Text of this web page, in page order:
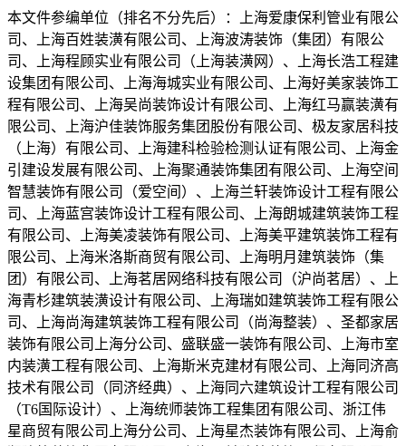
本文件参编单位（排名不分先后）：上海爱康保利管业有限公
司、上海百姓装潢有限公司、上海波涛装饰（集团）有限公
司、上海程顾实业有限公司（上海装潢网）、上海长浩工程建
设集团有限公司、上海海城实业有限公司、上海好美家装饰工
程有限公司、上海吴尚装饰设计有限公司、上海红马赢装潢有
限公司、上海沪佳装饰服务集团股份有限公司、极友家居科技
（上海）有限公司、上海建科检验检测认证有限公司、上海金
引建设发展有限公司、上海聚通装饰集团有限公司、上海空间
智慧装饰有限公司（爱空间）、上海兰轩装饰设计工程有限公
司、上海蓝宫装饰设计工程有限公司、上海朗城建筑装饰工程
有限公司、上海美凌装饰有限公司、上海美平建筑装饰工程有
限公司、上海米洛斯商贸有限公司、上海明月建筑装饰（集
团）有限公司、上海茗居网络科技有限公司（沪尚茗居）、上
海青杉建筑装潢设计有限公司、上海瑞如建筑装饰工程有限公
司、上海尚海建筑装饰工程有限公司（尚海整装）、圣都家居
装饰有限公司上海分公司、盛联盛一装饰有限公司、上海市室
内装潢工程有限公司、上海斯米克建材有限公司、上海同济高
技术有限公司（同济经典）、上海同六建筑设计工程有限公司
（T6国际设计）、上海统师装饰工程集团有限公司、浙江伟
星商贸有限公司上海分公司、上海星杰装饰有限公司、上海俞